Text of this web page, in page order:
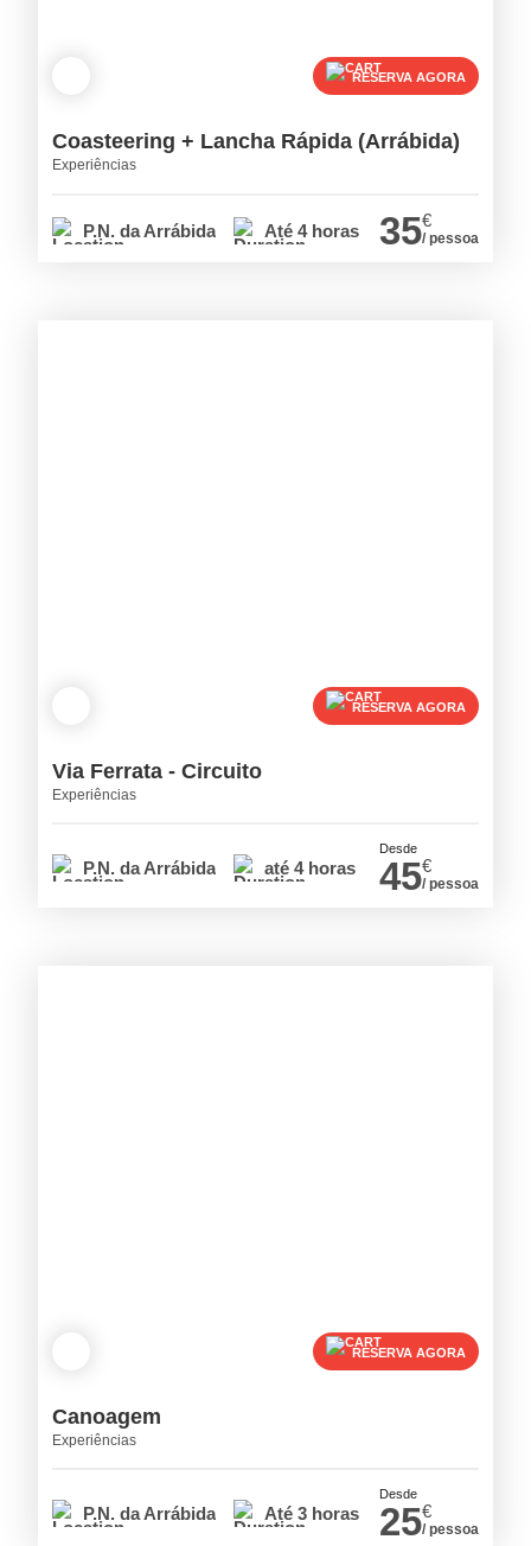
RESERVA AGORA
Coasteering + Lancha Rápida (Arrábida)
Experiências
P.N. da Arrábida Até 4 horas 35€
/ pessoa
RESERVA AGORA
Via Ferrata - Circuito
Experiências
P.N. da Arrábida até 4 horas
Desde
45€
/ pessoa
RESERVA AGORA
Canoagem
Experiências
P.N. da Arrábida Até 3 horas
Desde
25€
/ pessoa